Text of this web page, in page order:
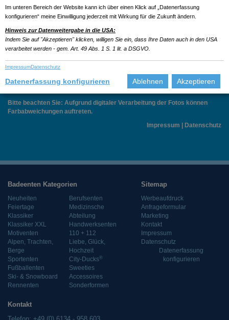
Bitte beachten Sie: Aufgrund digitaler Verarbeitung der Fotos können
Farbabweichungen auftreten.
Impressum
Datenschutz
Badeenten Kategorien
Neuheiten
Feiertage
Klassiker
Klassiker XXL
Motiventen
Alpen, Trachten,
Berge
Sportenten
Fußballenten
Ski- & Snowboard
Rennenten
Berufsenten
Medizinsche
Abteilung
Handwerksenten
110 + 112
Liebe, Glück,
Hochzeit
City-Ducks®
Sweeties
Accessoires
Sonderformen
Sitemap
Werbeaufdruck
Anfrageformular
Marketing
Kontakt
Impressum
Datenschutz
Datenerfassung
konfigurieren
Kontakt
Im unteren Bereich der Website kann ich über einen Klick auf „Datenerfassung
konfigurieren“ meine Einwilligung jederzeit mit Wirkung für die Zukunft ändern.
Hinweis zur Datenweitergabe in die USA:
Indem Sie auf "Akzeptieren" klicken, willigen Sie ein, dass Ihre Daten auch in den USA
verarbeitet werden - gem. Art. 49 Abs. 1 S. 1 lit. a DSGVO.
ImpressumDatenschutz
Datenerfassung konfigurieren Ablehnen Akzeptieren